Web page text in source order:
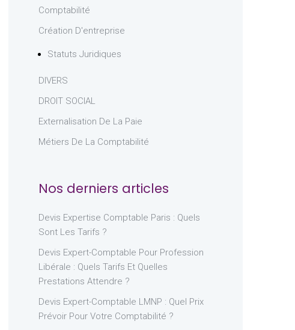
Comptabilité
Création D'entreprise
Statuts Juridiques
DIVERS
DROIT SOCIAL
Externalisation De La Paie
Métiers De La Comptabilité
Nos derniers articles
Devis Expertise Comptable Paris : Quels
Sont Les Tarifs ?
Devis Expert-Comptable Pour Profession
Libérale : Quels Tarifs Et Quelles
Prestations Attendre ?
Devis Expert-Comptable LMNP : Quel Prix
Prévoir Pour Votre Comptabilité ?